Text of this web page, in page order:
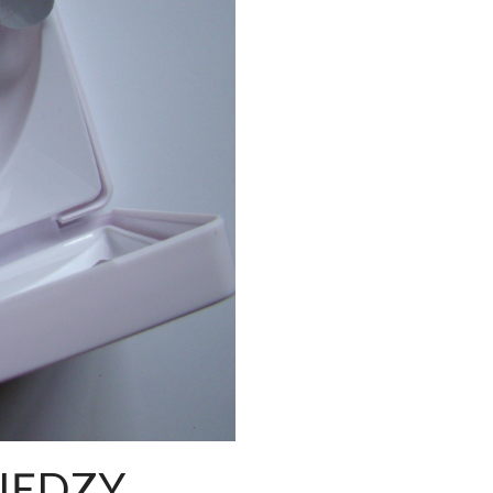
-20%!
Szpatułka TOTS - się
wędzidełek